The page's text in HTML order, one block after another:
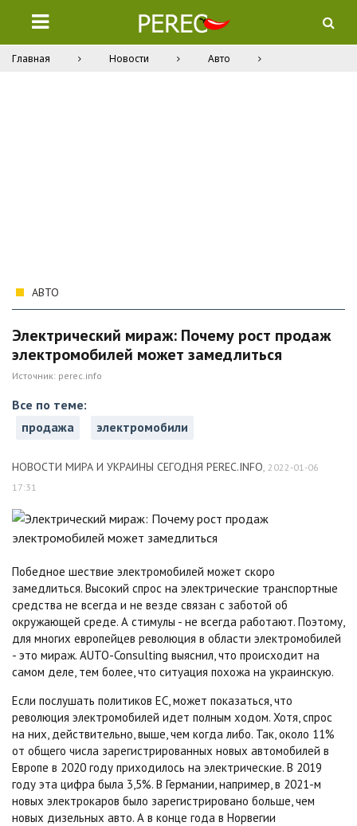
Главная Новости Авто
АВТО
Электрический мираж: Почему рост продаж
электромобилей может замедлиться
Источник: perec.info
Все по теме:
продажа
электромобили
НОВОСТИ МИРА И УКРАИНЫ СЕГОДНЯ PEREC.INFO, 2022-01-06
17:31
Победное шествие электромобилей может скоро
замедлиться. Высокий спрос на электрические транспортные
средства не всегда и не везде связан с заботой об
окружающей среде. А стимулы - не всегда работают. Поэтому,
для многих европейцев революция в области электромобилей
- это мираж. AUTO-Consulting выяснил, что происходит на
самом деле, тем более, что ситуация похожа на украинскую.
Если послушать политиков ЕС, может показаться, что
революция электромобилей идет полным ходом. Хотя, спрос
на них, действительно, выше, чем когда либо. Так, около 11%
от общего числа зарегистрированных новых автомобилей в
Европе в 2020 году приходилось на электрические. В 2019
году эта цифра была 3,5%. В Германии, например, в 2021-м
новых электрокаров было зарегистрировано больше, чем
новых дизельных авто. А в конце года в Норвегии